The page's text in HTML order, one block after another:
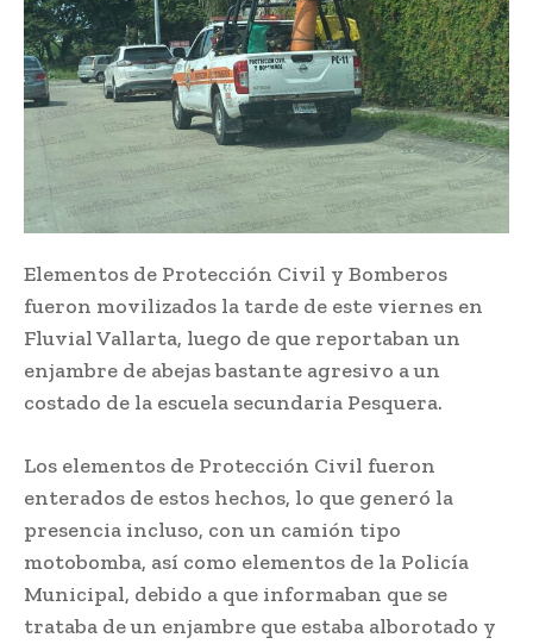
Elementos de Protección Civil y Bomberos
fueron movilizados la tarde de este viernes en
Fluvial Vallarta, luego de que reportaban un
enjambre de abejas bastante agresivo a un
costado de la escuela secundaria Pesquera.
Los elementos de Protección Civil fueron
enterados de estos hechos, lo que generó la
presencia incluso, con un camión tipo
motobomba, así como elementos de la Policía
Municipal, debido a que informaban que se
trataba de un enjambre que estaba alborotado y